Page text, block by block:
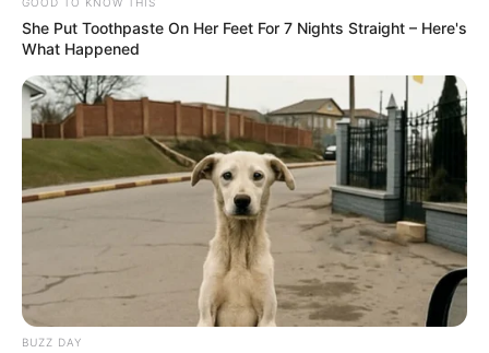
GOOD TO KNOW THIS
She Put Toothpaste On Her Feet For 7 Nights Straight – Here's
What Happened
BUZZ DAY